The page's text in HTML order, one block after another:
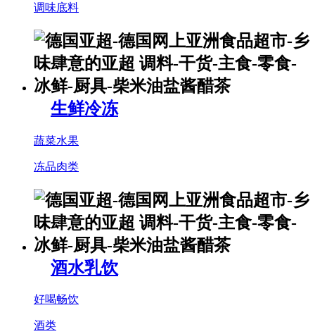
调味底料
生鲜冷冻
蔬菜水果
冻品肉类
酒水乳饮
好喝畅饮
酒类